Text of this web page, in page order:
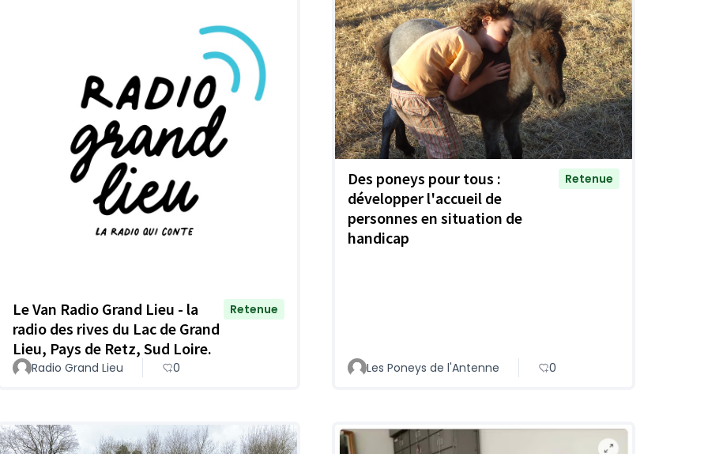
Le Van Radio Grand Lieu - la
radio des rives du Lac de Grand
Lieu, Pays de Retz, Sud Loire.
Retenue
Radio Grand Lieu 0
Des poneys pour tous :
développer l'accueil de
personnes en situation de
handicap
Retenue
Les Poneys de l'Antenne 0